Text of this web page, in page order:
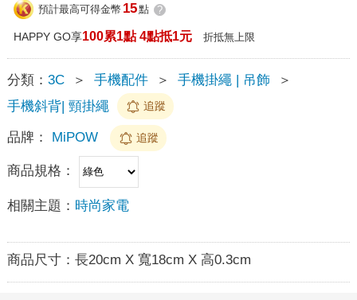
預計最高可得金幣 15點 ?
HAPPY GO享100累1點 4點抵1元 折抵無上限
分類： 3C ＞ 手機配件 ＞ 手機掛繩 | 吊飾
＞
手機斜背| 頸掛繩
追蹤
品牌： MiPOW 追蹤
商品規格：
相關主題： 時尚家電
商品尺寸： 長20cm X 寬18cm X 高0.3cm